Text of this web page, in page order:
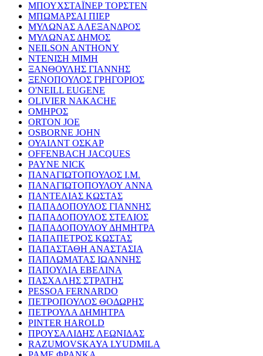
ΜΠΟΥΧΣΤΑΪΝΕΡ ΤΟΡΣΤΕΝ
ΜΠΩΜΑΡΣΑΙ ΠΙΕΡ
ΜΥΛΩΝΑΣ ΑΛΕΞΑΝΔΡΟΣ
ΜΥΛΩΝΑΣ ΔΗΜΟΣ
NEILSON ANTHONY
ΝΤΕΝΙΣΗ ΜΙΜΗ
ΞΑΝΘΟΥΛΗΣ ΓΙΑΝΝΗΣ
ΞΕΝΟΠΟΥΛΟΣ ΓΡΗΓΟΡΙΟΣ
O'NEILL EUGENE
OLIVIER NAKACHE
ΟΜΗΡΟΣ
ORTON JOE
OSBORNE JOHN
ΟΥΑΙΛΝΤ ΟΣΚΑΡ
OFFENBACH JACQUES
PAYNE NICK
ΠΑΝΑΓΙΩΤΟΠΟΥΛΟΣ Ι.Μ.
ΠΑΝΑΓΙΩΤΟΠΟΥΛΟΥ ΑΝΝΑ
ΠΑΝΤΕΛΙΑΣ ΚΩΣΤΑΣ
ΠΑΠΑΔΟΠΟΥΛΟΣ ΓΙΑΝΝΗΣ
ΠΑΠΑΔΟΠΟΥΛΟΣ ΣΤΕΛΙΟΣ
ΠΑΠΑΔΟΠΟΥΛΟΥ ΔΗΜΗΤΡΑ
ΠΑΠΑΠΕΤΡΟΣ ΚΩΣΤΑΣ
ΠΑΠΑΣΤΑΘΗ ΑΝΑΣΤΑΣΙΑ
ΠΑΠΛΩΜΑΤΑΣ ΙΩΑΝΝΗΣ
ΠΑΠΟΥΛΙΑ ΕΒΕΛΙΝΑ
ΠΑΣΧΑΛΗΣ ΣΤΡΑΤΗΣ
PESSOA FERNARDO
ΠΕΤΡΟΠΟΥΛΟΣ ΘΟΔΩΡΗΣ
ΠΕΤΡΟΥΛΑ ΔΗΜΗΤΡΑ
PINTER HAROLD
ΠΡΟΥΣΑΛΙΔΗΣ ΛΕΩΝΙΔΑΣ
RAZUMOVSKAYA LYUDMILA